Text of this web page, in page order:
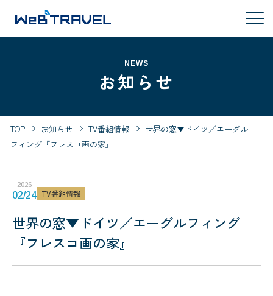
NEWS
お知らせ
TOP お知らせ TV番組情報
世界の窓▼ドイツ／エーグル
フィング『フレスコ画の家』
2026
02/24 TV番組情報
世界の窓▼ドイツ／エーグルフィング
『フレスコ画の家』